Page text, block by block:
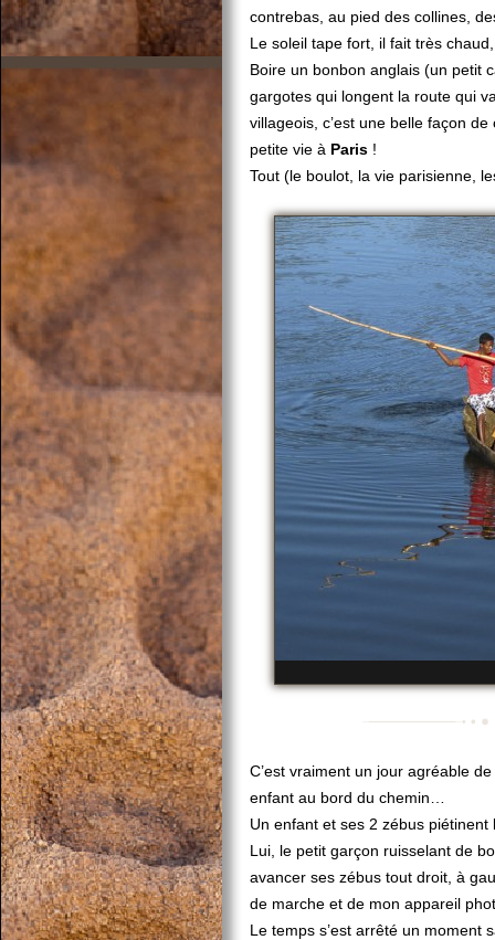
contrebas, au pied des collines,
Le soleil tape fort, il fait très
Boire un bonbon anglais (un petit
gargotes qui longent la route qui
villageois, c’est une belle façon
petite vie à Paris !
Tout (le boulot, la vie parisienne,
C’est vraiment un jour agréable
enfant au bord du chemin…
Un enfant et ses 2 zébus
Lui, le petit garçon ruisselant de
avancer ses zébus tout droit, à
de marche et de mon appareil
Le temps s’est arrêté un moment